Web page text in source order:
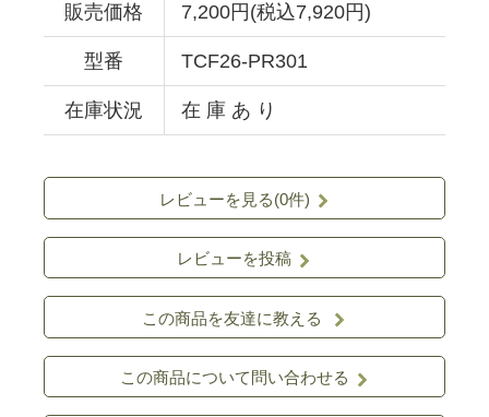
販売価格 7,200円(税込7,920円)
型番 TCF26-PR301
在庫状況 在 庫 あ り
レビューを見る(0件)
レビューを投稿
この商品を友達に教える
この商品について問い合わせる